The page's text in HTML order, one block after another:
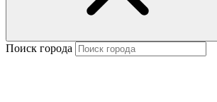
Поиск города